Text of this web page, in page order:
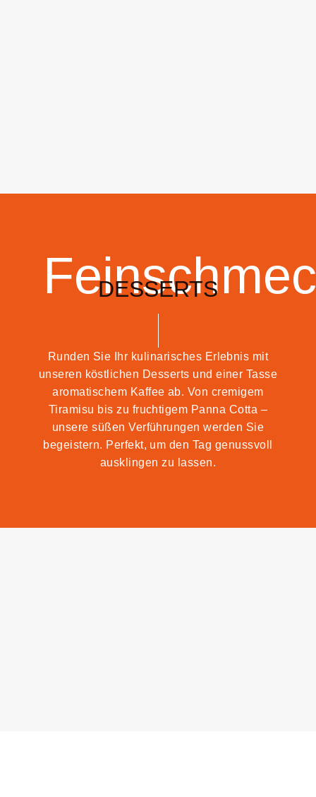
DESSERTS
Runden Sie Ihr kulinarisches Erlebnis mit
unseren köstlichen Desserts und einer Tasse
aromatischem Kaffee ab. Von cremigem
Tiramisu bis zu fruchtigem Panna Cotta –
unsere süßen Verführungen werden Sie
begeistern. Perfekt, um den Tag genussvoll
ausklingen zu lassen.